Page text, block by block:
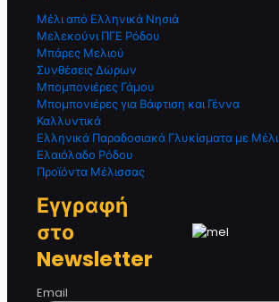
Μέλι από Ελληνικά Νησιά
Μελεκούνι ΠΓΕ Ρόδου
Μπάρες Μελιού
Συνθέσεις Δώρων
Μπομπονιέρες Γάμου
Μπομπονιέρες για Βάφτιση και Γέννα
Καλλυντικά
Ελληνικά Παραδοσιακά Γλυκίσματα με Μέλι
Ελαιόλαδο Ρόδου
Προϊόντα Μέλισσας
Εγγραφή
στο
Newsletter
Email